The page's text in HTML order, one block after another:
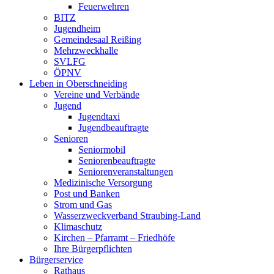
Feuerwehren
BITZ
Jugendheim
Gemeindesaal Reißing
Mehrzweckhalle
SVLFG
ÖPNV
Leben in Oberschneiding
Vereine und Verbände
Jugend
Jugendtaxi
Jugendbeauftragte
Senioren
Seniormobil
Seniorenbeauftragte
Seniorenveranstaltungen
Medizinische Versorgung
Post und Banken
Strom und Gas
Wasserzweckverband Straubing-Land
Klimaschutz
Kirchen – Pfarramt – Friedhöfe
Ihre Bürgerpflichten
Bürgerservice
Rathaus